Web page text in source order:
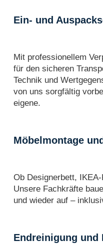
Ein- und
Mit professionellem
für den sicheren
Technik und
von uns sorgfältig
eigene.
Möbelmontage
Ob Designerbett,
Unsere Fachkräfte
und wieder auf –
Endreinigung und